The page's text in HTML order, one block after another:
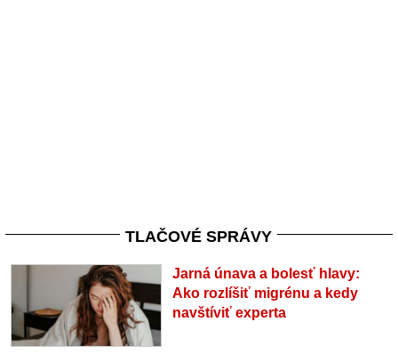
TLAČOVÉ SPRÁVY
Jarná únava a bolesť hlavy:
Ako rozlíšiť migrénu a kedy
navštíviť experta